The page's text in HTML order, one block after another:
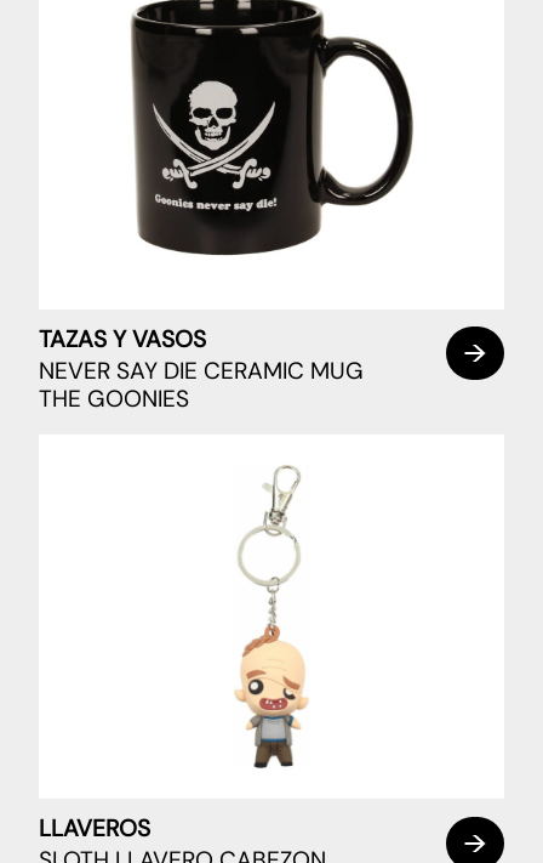
TAZAS Y VASOS
NEVER SAY DIE CERAMIC MUG
THE GOONIES
LLAVEROS